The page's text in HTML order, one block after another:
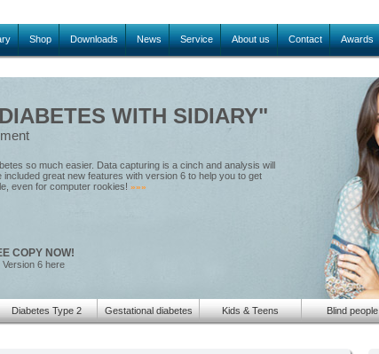
Shop Downloads News Service About us Contact Awards
WITH SIDIARY"
so much easier. Data capturing is a cinch and analysis will
great new features with version 6 to help you to get
even for computer rookies! »»»
COPY NOW!
Version 6 here
Diabetes Type 2 Gestational diabetes Kids & Teens Blind people